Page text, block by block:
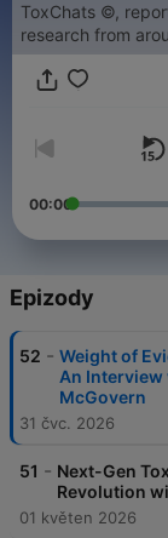
ToxChats ©,
research from
00:00
Epizody
52 - Weight of
An Interview
McGovern
31 čvc. 2026
51 - Next-Gen
Revolution
01 květen 2026